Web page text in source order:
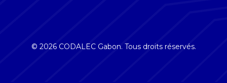
© 2026 CODALEC Gabon. Tous droits réservés.